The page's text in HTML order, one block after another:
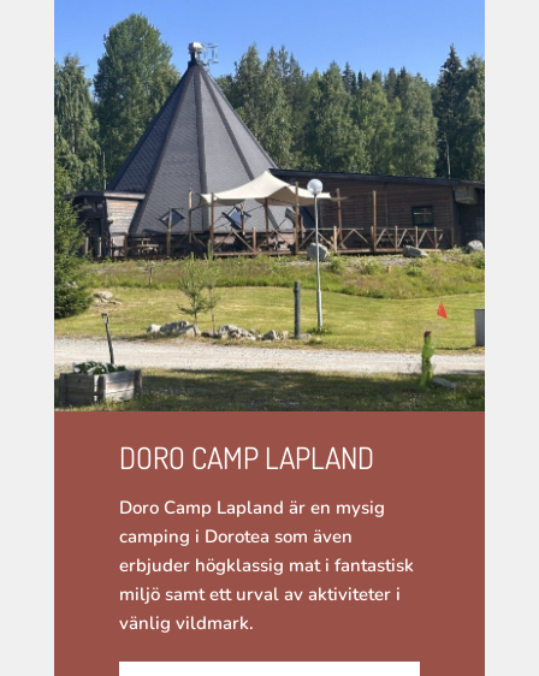
DORO CAMP LAPLAND
Doro Camp Lapland är en mysig
camping i Dorotea som även
erbjuder högklassig mat i fantastisk
miljö samt ett urval av aktiviteter i
vänlig vildmark.